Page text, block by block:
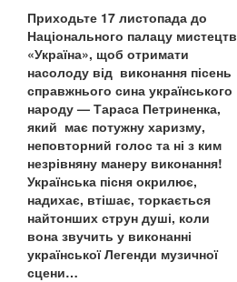
Приходьте 17 листопада до
Національного палацу мистецтв
«Україна», щоб отримати
насолоду від виконання пісень
справжнього сина українського
народу — Тараса Петриненка,
який має потужну харизму,
неповторний голос та ні з ким
незрівняну манеру виконання!
Українська пісня окрилює,
надихає, втішає, торкається
найтонших струн душі, коли
вона звучить у виконанні
української Легенди музичної
сцени…